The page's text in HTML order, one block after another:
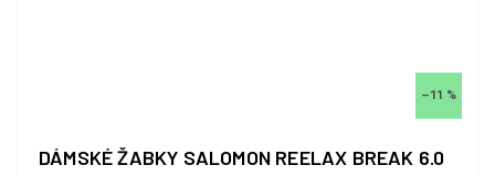
–11 %
DÁMSKÉ ŽABKY SALOMON REELAX BREAK 6.0